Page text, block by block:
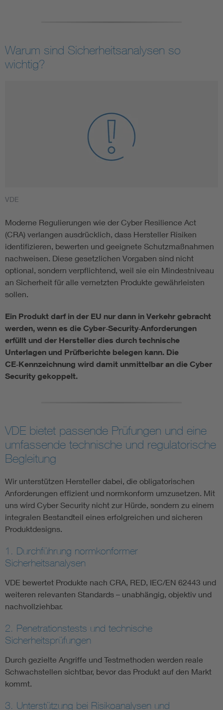
Warum sind Sicherheitsanalysen so
wichtig?
VDE
Moderne Regulierungen wie der Cyber Resilience Act
(CRA) verlangen ausdrücklich, dass Hersteller Risiken
identifizieren, bewerten und geeignete Schutzmaßnahmen
nachweisen. Diese gesetzlichen Vorgaben sind nicht
optional, sondern verpflichtend, weil sie ein Mindestniveau
an Sicherheit für alle vernetzten Produkte gewährleisten
sollen.
Ein Produkt darf in der EU nur dann in Verkehr gebracht
werden, wenn es die Cyber‑Security‑Anforderungen
erfüllt und der Hersteller dies durch technische
Unterlagen und Prüfberichte belegen kann. Die
CE‑Kennzeichnung wird damit unmittelbar an die Cyber
Security gekoppelt.
VDE bietet passende Prüfungen und eine
umfassende technische und regulatorische
Begleitung
Wir unterstützen Hersteller dabei, die obligatorischen
Anforderungen effizient und normkonform umzusetzen. Mit
uns wird Cyber Security nicht zur Hürde, sondern zu einem
integralen Bestandteil eines erfolgreichen und sicheren
Produktdesigns.
1. Durchführung normkonformer
Sicherheitsanalysen
VDE bewertet Produkte nach CRA, RED, IEC/EN 62443 und
weiteren relevanten Standards – unabhängig, objektiv und
nachvollziehbar.
2. Penetrationstests und technische
Sicherheitsprüfungen
Durch gezielte Angriffe und Testmethoden werden reale
Schwachstellen sichtbar, bevor das Produkt auf den Markt
kommt.
3. Unterstützung bei Risikoanalysen und